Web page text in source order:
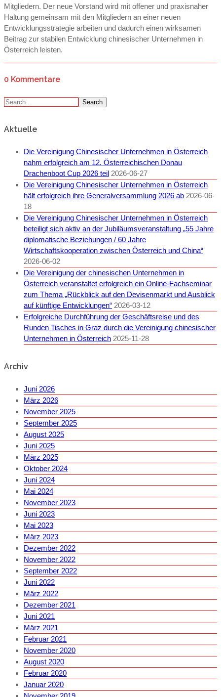
Mitgliedern. Der neue Vorstand wird mit offener und praxisnaher
Haltung gemeinsam mit den Mitgliedern an einer neuen
Entwicklungsstrategie arbeiten und dadurch einen wirksamen
Beitrag zur stabilen Entwicklung chinesischer Unternehmen in
Österreich leisten.
0 Kommentare
Search
Aktuelle
Die Vereinigung Chinesischer Unternehmen in Österreich
nahm erfolgreich am 12. Österreichischen Donau
Drachenboot Cup 2026 teil 2026-06-27
Die Vereinigung Chinesischer Unternehmen in Österreich
hält erfolgreich ihre Generalversammlung 2026 ab 2026-06-
18
Die Vereinigung Chinesischer Unternehmen in Österreich
beteiligt sich aktiv an der Jubiläumsveranstaltung „55 Jahre
diplomatische Beziehungen / 60 Jahre
Wirtschaftskooperation zwischen Österreich und China“
2026-06-02
Die Vereinigung der chinesischen Unternehmen in
Österreich veranstaltet erfolgreich ein Online-Fachseminar
zum Thema „Rückblick auf den Devisenmarkt und Ausblick
auf künftige Entwicklungen“ 2026-03-12
Erfolgreiche Durchführung der Geschäftsreise und des
Runden Tisches in Graz durch die Vereinigung chinesischer
Unternehmen in Österreich 2025-11-28
Archiv
Juni 2026
März 2026
November 2025
September 2025
August 2025
Juni 2025
März 2025
Oktober 2024
Juni 2024
Mai 2024
November 2023
Juni 2023
Mai 2023
März 2023
Dezember 2022
November 2022
September 2022
Juni 2022
März 2022
Dezember 2021
Juni 2021
März 2021
Februar 2021
November 2020
August 2020
Februar 2020
Januar 2020